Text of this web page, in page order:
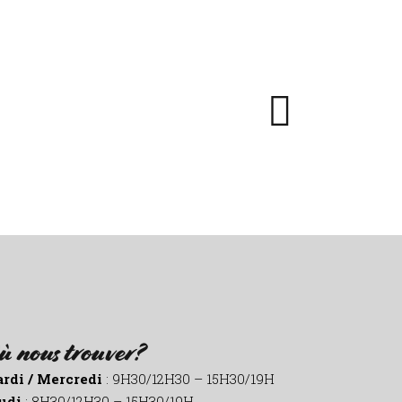
nous trouver?
/ Mercredi : 9H30/12H30 – 15H30/19H